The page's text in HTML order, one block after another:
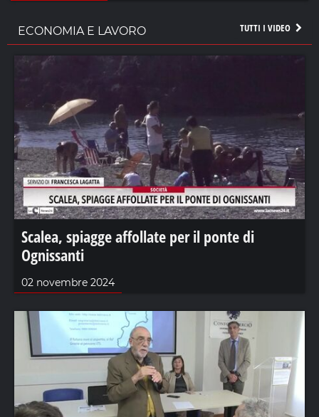
TUTTI I VIDEO
ECONOMIA E LAVORO
Scalea, spiagge affollate per il ponte di
Ognissanti
02 novembre 2024